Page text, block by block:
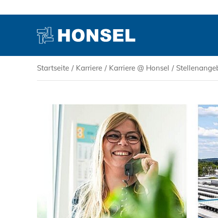
PRODUKTE
HONSEL
KOMPETENZ
SERVICE
Startseite / Karriere / Karriere @ Honsel /